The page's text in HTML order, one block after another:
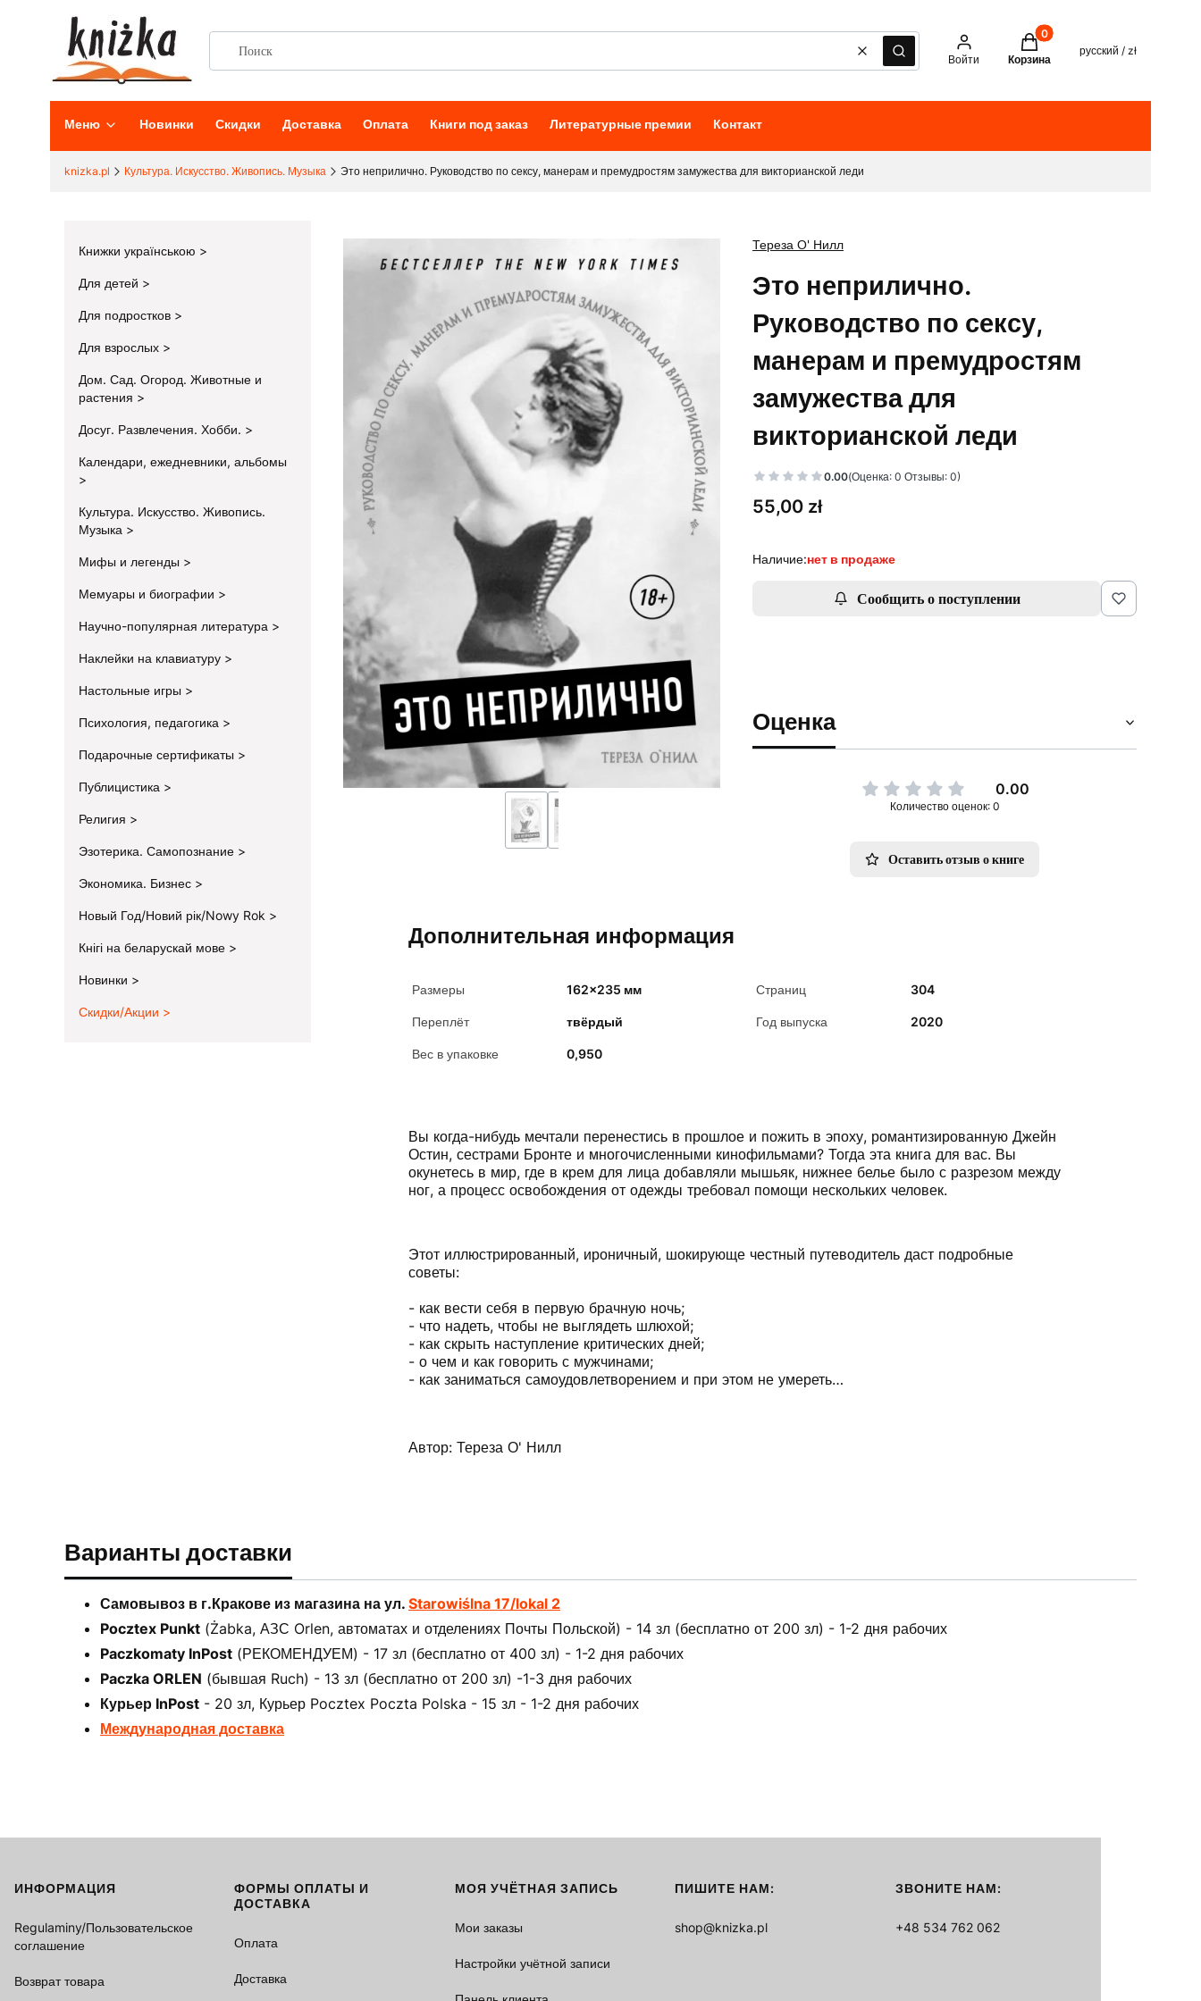
ОчиститьПоиск Войти
Товары в корзине: 0. See
Корзина
русский / zł
Меню Новинки Скидки Доставка Оплата Книги под заказ Литературные премии Контакт
knizka.pl Культура. Искусство. Живопись. Музыка Это неприлично. Руководство по сексу, манерам и премудростям замужества для викторианской леди
Книжки українською
Для детей
Для подростков
Для взрослых
Дом. Сад. Огород. Животные и
растения
Досуг. Развлечения. Хобби.
Календари, ежедневники, альбомы
Культура. Искусство. Живопись.
Музыка
Мифы и легенды
Мемуары и биографии
Научно-популярная литература
Наклейки на клавиатуру
Настольные игры
Психология, педагогика
Подарочные сертификаты
Публицистика
Религия
Эзотерика. Самопознание
Экономика. Бизнес
Новый Год/Новий рік/Nowy Rok
Кнігі на беларускай мове
Новинки
Скидки/Акции
Тереза О' Нилл
Это неприлично.
Руководство по сексу,
манерам и премудростям
замужества для
викторианской леди
0.00(Оценка: 0 Отзывы: 0)
Цена
55,00 zł
Наличие:нет в продаже
Сообщить о поступлении
Оценка
0.00
Количество оценок: 0
Оставить отзыв о книге
Дополнительная информация
Размеры 162x235 мм Страниц 304
Переплёт твёрдый Год выпуска 2020
Вес в упаковке 0,950
Вы когда-нибудь мечтали перенестись в прошлое и пожить в эпоху, романтизированную Джейн
Остин, сестрами Бронте и многочисленными кинофильмами? Тогда эта книга для вас. Вы
окунетесь в мир, где в крем для лица добавляли мышьяк, нижнее белье было с разрезом между
ног, а процесс освобождения от одежды требовал помощи нескольких человек.
Этот иллюстрированный, ироничный, шокирующе честный путеводитель даст подробные
советы:
- как вести себя в первую брачную ночь;
- что надеть, чтобы не выглядеть шлюхой;
- как скрыть наступление критических дней;
- о чем и как говорить с мужчинами;
- как заниматься самоудовлетворением и при этом не умереть…
Автор: Тереза О' Нилл
Варианты доставки
Самовывоз в г.Кракове из магазина на ул. Starowiślna 17/lokal 2
Pocztex Punkt (Żabka, АЗС Orlen, автоматах и отделениях Почты Польской) - 14 зл (бесплатно от 200 зл) - 1-2 дня рабочих
Paczkomaty InPost (РЕКОМЕНДУЕМ) - 17 зл (бесплатно от 400 зл) - 1-2 дня рабочих
Paczka ORLEN (бывшая Ruch) - 13 зл (бесплатно от 200 зл) -1-3 дня рабочих
Курьер InPost - 20 зл, Курьер Pocztex Poczta Polska - 15 зл - 1-2 дня рабочих
Международная доставка
Footer menu
ИНФОРМАЦИЯ
Regulaminy/Пользовательское
соглашение
Возврат товара
ФОРМЫ ОПЛАТЫ И
ДОСТАВКА
Оплата
Доставка
МОЯ УЧЁТНАЯ ЗАПИСЬ
Мои заказы
Настройки учётной записи
ПИШИТЕ НАМ:
shop@knizka.pl
ЗВОНИТЕ НАМ:
+48 534 762 062